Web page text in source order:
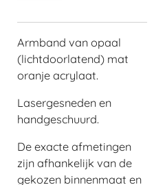
Armband van opaal
(lichtdoorlatend) mat
oranje acrylaat.
Lasergesneden en
handgeschuurd.
De exacte afmetingen
zijn afhankelijk van de
gekozen binnenmaat en